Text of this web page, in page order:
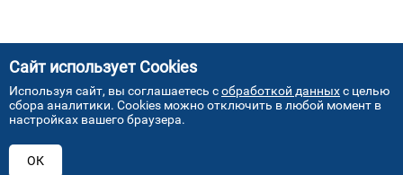
АДРЕСА НАШИХ СЕРВИСНЫХ
Сайт использует Cookies
Используя сайт, вы соглашаетесь собработкой данныхс целью
сбора аналитики. Cookies можно отключить в любой момент в
настройках вашего браузера.
ОК